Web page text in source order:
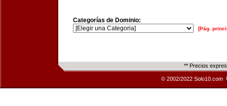
Categorías de Dominio:
[Pág.
** Precios
© 2002/2022 Solo10.com